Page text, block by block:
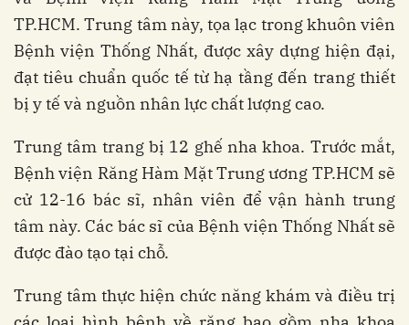
TP.HCM. Trung tâm này, tọa lạc trong khuôn viên
Bệnh viện Thống Nhất, được xây dựng hiện đại,
đạt tiêu chuẩn quốc tế từ hạ tầng đến trang thiết
bị y tế và nguồn nhân lực chất lượng cao.
Trung tâm trang bị 12 ghế nha khoa. Trước mắt,
Bệnh viện Răng Hàm Mặt Trung ương TP.HCM sẽ
cử 12-16 bác sĩ, nhân viên để vận hành trung
tâm này. Các bác sĩ của Bệnh viện Thống Nhất sẽ
được đào tạo tại chỗ.
Trung tâm thực hiện chức năng khám và điều trị